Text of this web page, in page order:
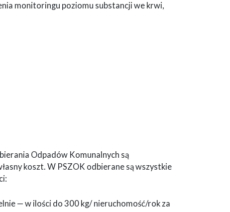
monitoringu poziomu substancji we krwi,
Odpadów Komunalnych są
koszt. W PSZOK odbierane są wszystkie
— w ilości do 300 kg/ nieruchomość/rok za